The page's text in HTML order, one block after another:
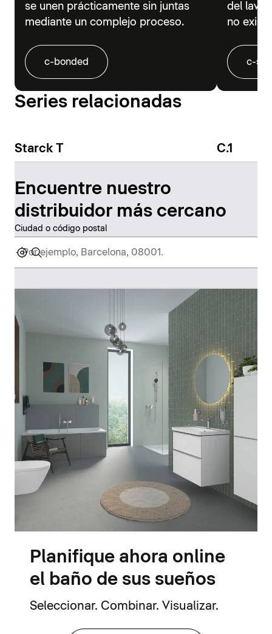
se unen prácticamente sin juntas
mediante un complejo proceso.
c-bonded
del
no
c-
Series relacionadas
Starck T C.1
Encuentre nuestro
distribuidor más cercano
Ciudad o código postal
Planifique ahora online
el baño de sus sueños
Seleccionar. Combinar. Visualizar.